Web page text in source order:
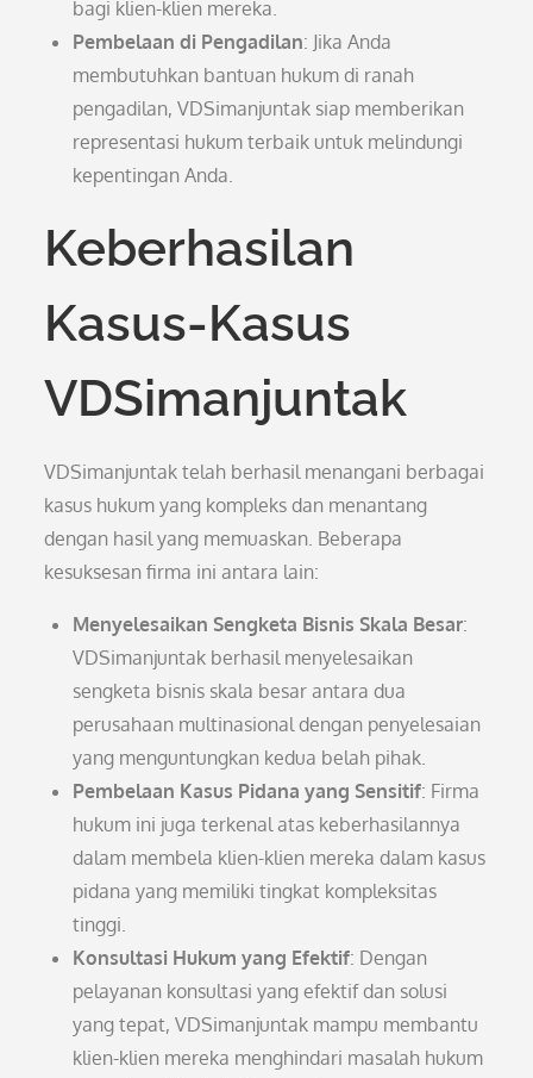
bagi klien-klien mereka.
Pembelaan di Pengadilan: Jika Anda
membutuhkan bantuan hukum di ranah
pengadilan, VDSimanjuntak siap memberikan
representasi hukum terbaik untuk melindungi
kepentingan Anda.
Keberhasilan
Kasus-Kasus
VDSimanjuntak
VDSimanjuntak telah berhasil menangani berbagai
kasus hukum yang kompleks dan menantang
dengan hasil yang memuaskan. Beberapa
kesuksesan firma ini antara lain:
Menyelesaikan Sengketa Bisnis Skala Besar:
VDSimanjuntak berhasil menyelesaikan
sengketa bisnis skala besar antara dua
perusahaan multinasional dengan penyelesaian
yang menguntungkan kedua belah pihak.
Pembelaan Kasus Pidana yang Sensitif: Firma
hukum ini juga terkenal atas keberhasilannya
dalam membela klien-klien mereka dalam kasus
pidana yang memiliki tingkat kompleksitas
tinggi.
Konsultasi Hukum yang Efektif: Dengan
pelayanan konsultasi yang efektif dan solusi
yang tepat, VDSimanjuntak mampu membantu
klien-klien mereka menghindari masalah hukum